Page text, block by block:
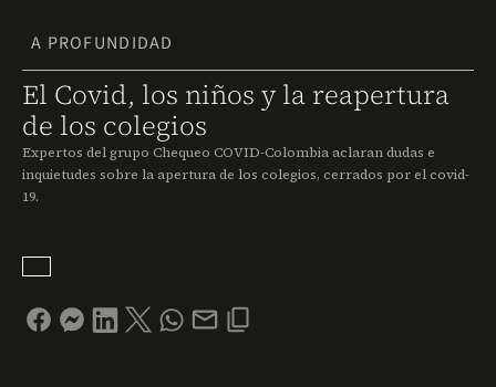
A PROFUNDIDAD
El Covid, los niños y la reapertura
de los colegios
Expertos del grupo Chequeo COVID-Colombia aclaran dudas e
inquietudes sobre la apertura de los colegios, cerrados por el covid-
19.